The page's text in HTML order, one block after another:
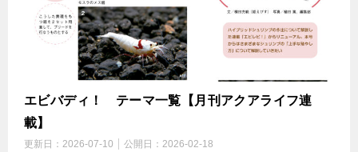
エビバディ！ テーマ一覧【月刊アクアライフ連
載】
更新日： 2026-07-10 公開日： 2026-02-18